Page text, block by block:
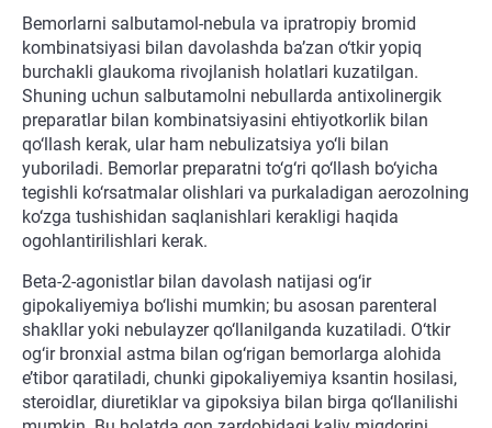
Bemorlarni salbutamol-nebula va ipratropiy bromid
kombinatsiyasi bilan davolashda ba’zan o‘tkir yopiq
burchakli glaukoma rivojlanish holatlari kuzatilgan.
Shuning uchun salbutamolni nebullarda antixolinergik
preparatlar bilan kombinatsiyasini ehtiyotkorlik bilan
qo‘llash kerak, ular ham nebulizatsiya yo‘li bilan
yuboriladi. Bemorlar preparatni to‘g‘ri qo‘llash bo‘yicha
tegishli ko‘rsatmalar olishlari va purkaladigan aerozolning
ko‘zga tushishidan saqlanishlari kerakligi haqida
ogohlantirilishlari kerak.
Beta-2-agonistlar bilan davolash natijasi og‘ir
gipokaliyemiya bo‘lishi mumkin; bu asosan parenteral
shakllar yoki nebulayzer qo‘llanilganda kuzatiladi. O‘tkir
og‘ir bronxial astma bilan og‘rigan bemorlarga alohida
e’tibor qaratiladi, chunki gipokaliyemiya ksantin hosilasi,
steroidlar, diuretiklar va gipoksiya bilan birga qo‘llanilishi